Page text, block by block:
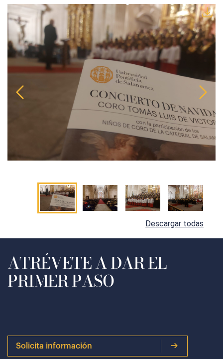
Descargar todas
ATRÉVETE A DAR EL
PRIMER PASO
Solicita información